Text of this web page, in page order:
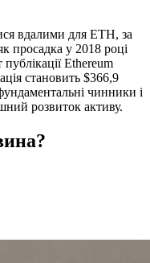
вдалими для ETH, за
просадка у 2018 році
Ethereum
становить $366,9
чинники і
розвиток активу.